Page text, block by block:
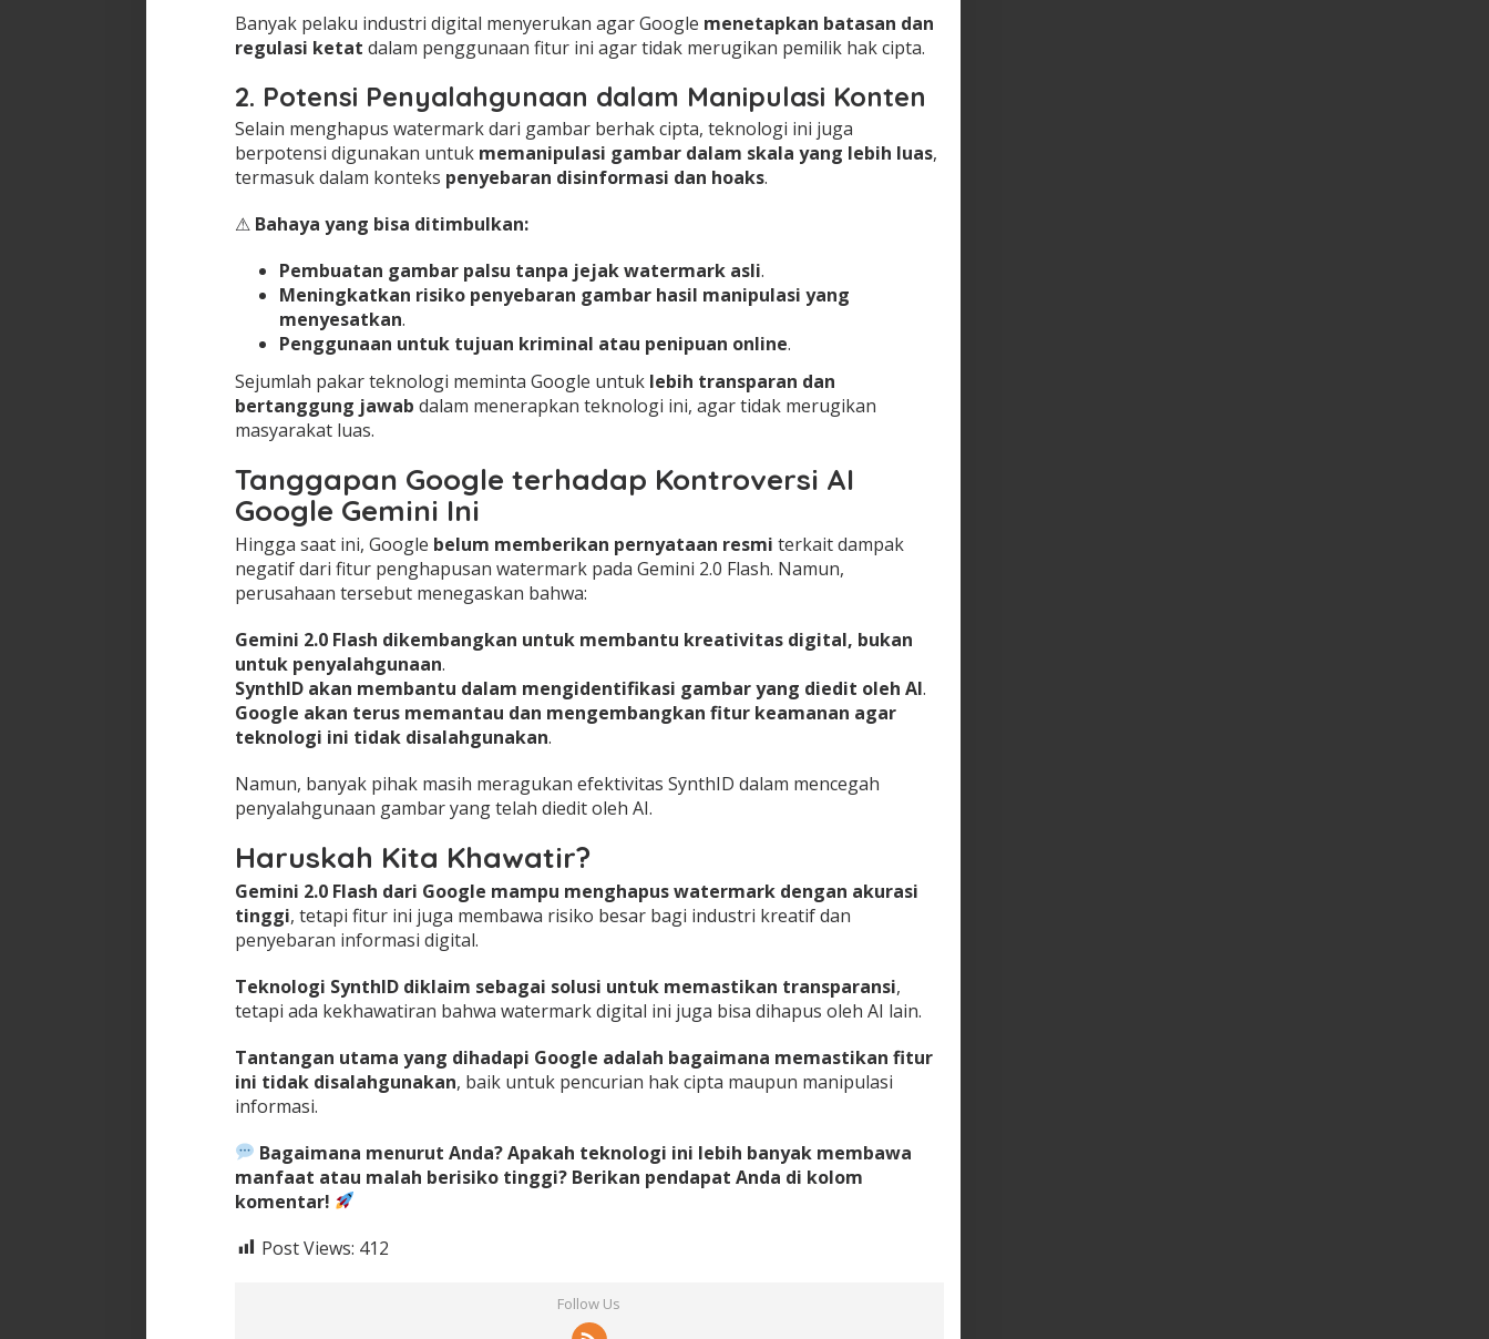
Banyak pelaku industri digital menyerukan agar Google menetapkan batasan dan
regulasi ketat dalam penggunaan fitur ini agar tidak merugikan pemilik hak cipta.
2. Potensi Penyalahgunaan dalam Manipulasi Konten
Selain menghapus watermark dari gambar berhak cipta, teknologi ini juga
berpotensi digunakan untuk memanipulasi gambar dalam skala yang lebih luas,
termasuk dalam konteks penyebaran disinformasi dan hoaks.
⚠ Bahaya yang bisa ditimbulkan:
Pembuatan gambar palsu tanpa jejak watermark asli.
Meningkatkan risiko penyebaran gambar hasil manipulasi yang
menyesatkan.
Penggunaan untuk tujuan kriminal atau penipuan online.
Sejumlah pakar teknologi meminta Google untuk lebih transparan dan
bertanggung jawab dalam menerapkan teknologi ini, agar tidak merugikan
masyarakat luas.
Tanggapan Google terhadap Kontroversi AI
Google Gemini Ini
Hingga saat ini, Google belum memberikan pernyataan resmi terkait dampak
negatif dari fitur penghapusan watermark pada Gemini 2.0 Flash. Namun,
perusahaan tersebut menegaskan bahwa:
Gemini 2.0 Flash dikembangkan untuk membantu kreativitas digital, bukan
untuk penyalahgunaan.
SynthID akan membantu dalam mengidentifikasi gambar yang diedit oleh AI.
Google akan terus memantau dan mengembangkan fitur keamanan agar
teknologi ini tidak disalahgunakan.
Namun, banyak pihak masih meragukan efektivitas SynthID dalam mencegah
penyalahgunaan gambar yang telah diedit oleh AI.
Haruskah Kita Khawatir?
Gemini 2.0 Flash dari Google mampu menghapus watermark dengan akurasi
tinggi, tetapi fitur ini juga membawa risiko besar bagi industri kreatif dan
penyebaran informasi digital.
Teknologi SynthID diklaim sebagai solusi untuk memastikan transparansi,
tetapi ada kekhawatiran bahwa watermark digital ini juga bisa dihapus oleh AI lain.
Tantangan utama yang dihadapi Google adalah bagaimana memastikan fitur
ini tidak disalahgunakan, baik untuk pencurian hak cipta maupun manipulasi
informasi.
Bagaimana menurut Anda? Apakah teknologi ini lebih banyak membawa
manfaat atau malah berisiko tinggi? Berikan pendapat Anda di kolom
komentar!
Post Views: 412
Follow Us